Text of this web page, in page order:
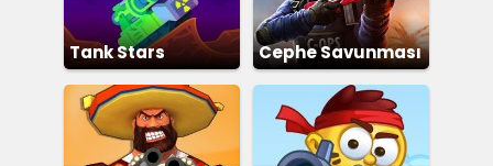
Tank Stars Cephe Savunması